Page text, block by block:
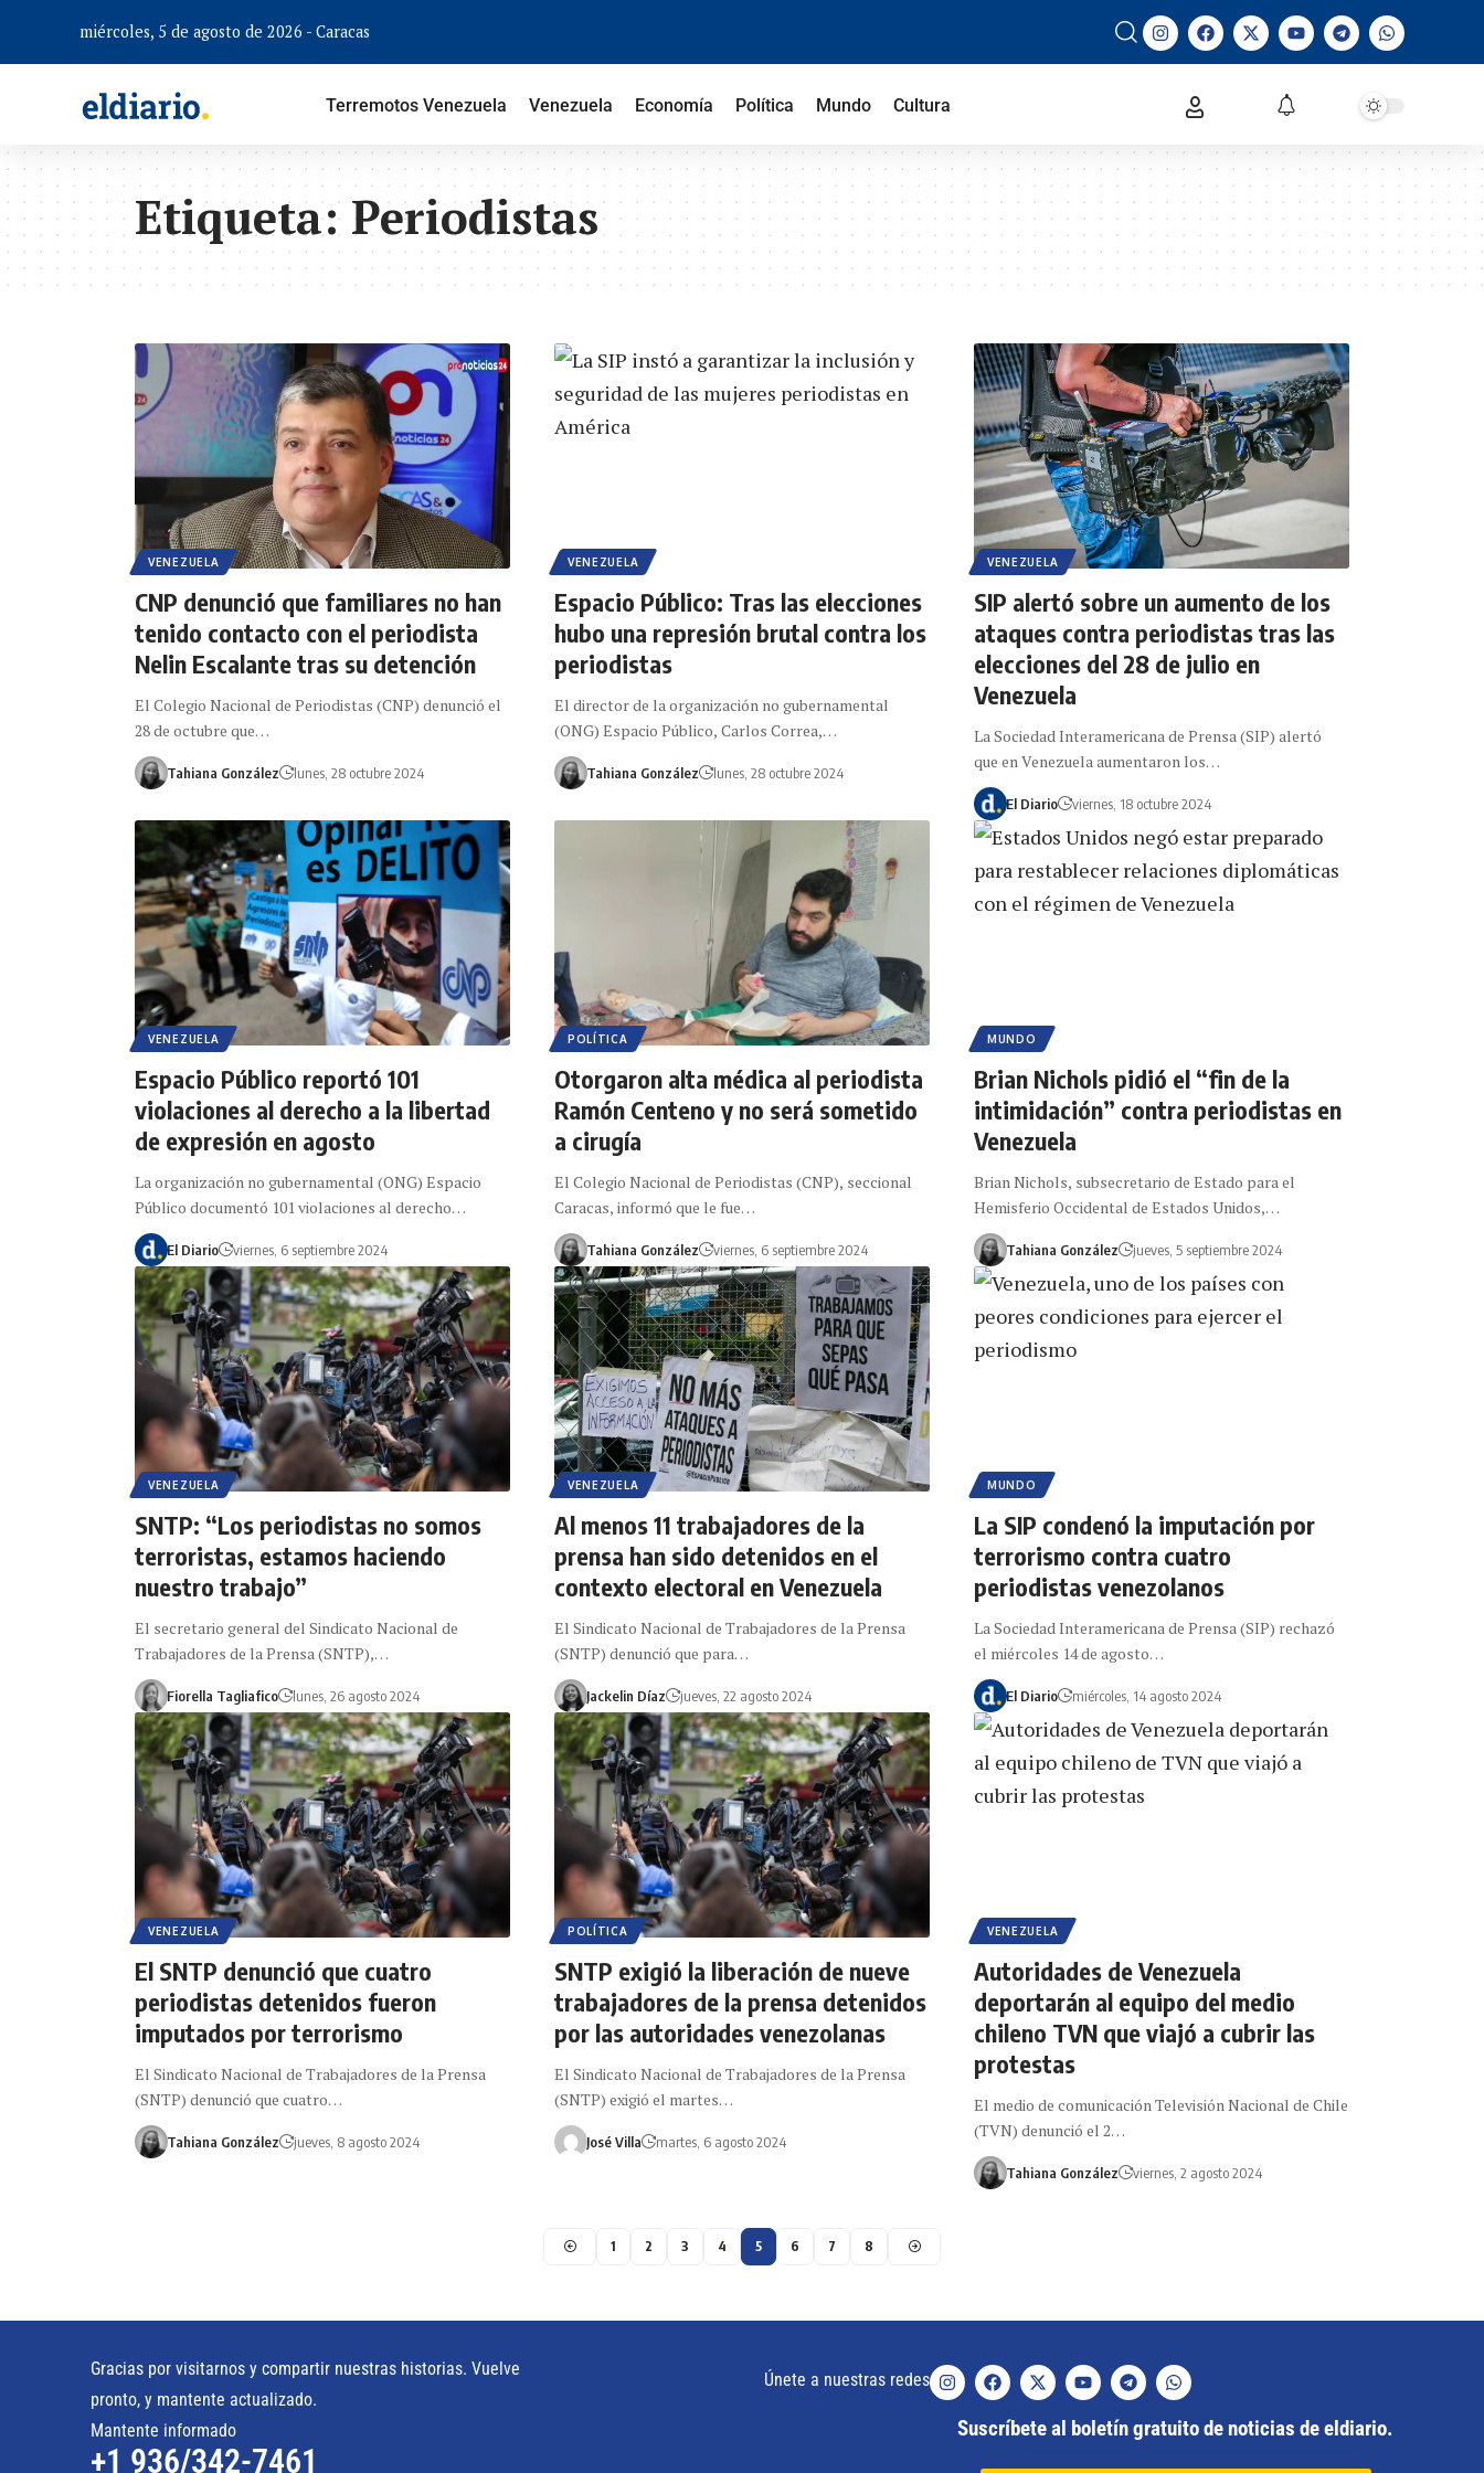
miércoles, 5 de agosto de 2026 - Caracas
Terremotos Venezuela Venezuela Economía Política Mundo Cultura
Etiqueta:Periodistas
VENEZUELA
CNP denunció que familiares no han
tenido contacto con el periodista
Nelin Escalante tras su detención
El Colegio Nacional de Periodistas (CNP) denunció el
28 de octubre que…
Tahiana González lunes, 28 octubre 2024
VENEZUELA
Espacio Público: Tras las elecciones
hubo una represión brutal contra los
periodistas
El director de la organización no gubernamental
(ONG) Espacio Público, Carlos Correa,…
Tahiana González lunes, 28 octubre 2024
VENEZUELA
SIP alertó sobre un aumento de los
ataques contra periodistas tras las
elecciones del 28 de julio en
Venezuela
La Sociedad Interamericana de Prensa (SIP) alertó
que en Venezuela aumentaron los…
El Diario viernes, 18 octubre 2024
VENEZUELA
Espacio Público reportó 101
violaciones al derecho a la libertad
de expresión en agosto
La organización no gubernamental (ONG) Espacio
Público documentó 101 violaciones al derecho…
El Diario viernes, 6 septiembre 2024
POLÍTICA
Otorgaron alta médica al periodista
Ramón Centeno y no será sometido
a cirugía
El Colegio Nacional de Periodistas (CNP), seccional
Caracas, informó que le fue…
Tahiana González viernes, 6 septiembre 2024
MUNDO
Brian Nichols pidió el “fin de la
intimidación” contra periodistas en
Venezuela
Brian Nichols, subsecretario de Estado para el
Hemisferio Occidental de Estados Unidos,…
Tahiana González jueves, 5 septiembre 2024
VENEZUELA
SNTP: “Los periodistas no somos
terroristas, estamos haciendo
nuestro trabajo”
El secretario general del Sindicato Nacional de
Trabajadores de la Prensa (SNTP),…
Fiorella Tagliafico lunes, 26 agosto 2024
VENEZUELA
Al menos 11 trabajadores de la
prensa han sido detenidos en el
contexto electoral en Venezuela
El Sindicato Nacional de Trabajadores de la Prensa
(SNTP) denunció que para…
Jackelin Díaz jueves, 22 agosto 2024
MUNDO
La SIP condenó la imputación por
terrorismo contra cuatro
periodistas venezolanos
La Sociedad Interamericana de Prensa (SIP) rechazó
el miércoles 14 de agosto…
El Diario miércoles, 14 agosto 2024
VENEZUELA
El SNTP denunció que cuatro
periodistas detenidos fueron
imputados por terrorismo
El Sindicato Nacional de Trabajadores de la Prensa
(SNTP) denunció que cuatro…
Tahiana González jueves, 8 agosto 2024
POLÍTICA
SNTP exigió la liberación de nueve
trabajadores de la prensa detenidos
por las autoridades venezolanas
El Sindicato Nacional de Trabajadores de la Prensa
(SNTP) exigió el martes…
José Villa martes, 6 agosto 2024
VENEZUELA
Autoridades de Venezuela
deportarán al equipo del medio
chileno TVN que viajó a cubrir las
protestas
El medio de comunicación Televisión Nacional de Chile
(TVN) denunció el 2…
Tahiana González viernes, 2 agosto 2024
1 2 3 4 5 6 7 8
Gracias por visitarnos y compartir nuestras historias. Vuelve
pronto, y mantente actualizado.
Mantente informado
+1 936/342-7461
Únete a nuestras redes
Suscríbete al boletín gratuito de noticias de eldiario.